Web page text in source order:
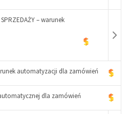
SPRZEDAŻY – warunek
automatyzacji dla zamówień
dla zamówień